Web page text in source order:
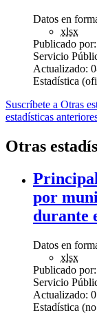
Datos en
xlsx
Publicado por:
Servicio
Actualizado:
Estadística
Suscríbete a Otras
estadísticas
Otras
por
durante
Datos en
xlsx
Publicado por:
Servicio
Actualizado:
Estadística